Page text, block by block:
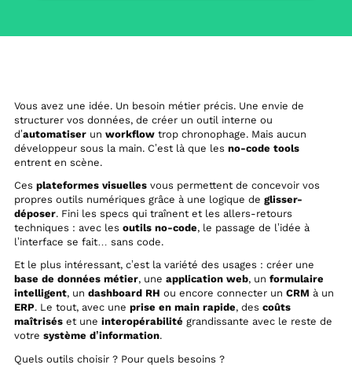
Vous avez une idée. Un besoin métier précis. Une envie de
structurer vos données, de créer un outil interne ou
d’automatiserun workflowtrop chronophage. Mais aucun
développeur sous la main. C’est là que les no-code tools
entrent en scène.
Ces plateformes visuellesvous permettent de concevoir vos
propres outils numériques grâce à une logique de glisser-
déposer. Fini les specs qui traînent et les allers-retours
techniques : avec les outils no-code, le passage de l’idée à
l’interface se fait… sans code.
Et le plus intéressant, c’est la variété des usages : créer une
base de données métier, une application web, un formulaire
intelligent, un dashboard RH ou encore connecter un CRM à un
ERP. Le tout, avec une prise en main rapide, des coûts
maîtriséset une interopérabilité grandissante avec le reste de
votre système d’information.
Quels outils choisir ? Pour quels besoins ?